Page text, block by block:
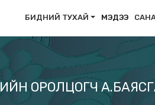
БИДНИЙ ТУХАЙ МЭДЭЭ
ОРОЛЦОГЧ